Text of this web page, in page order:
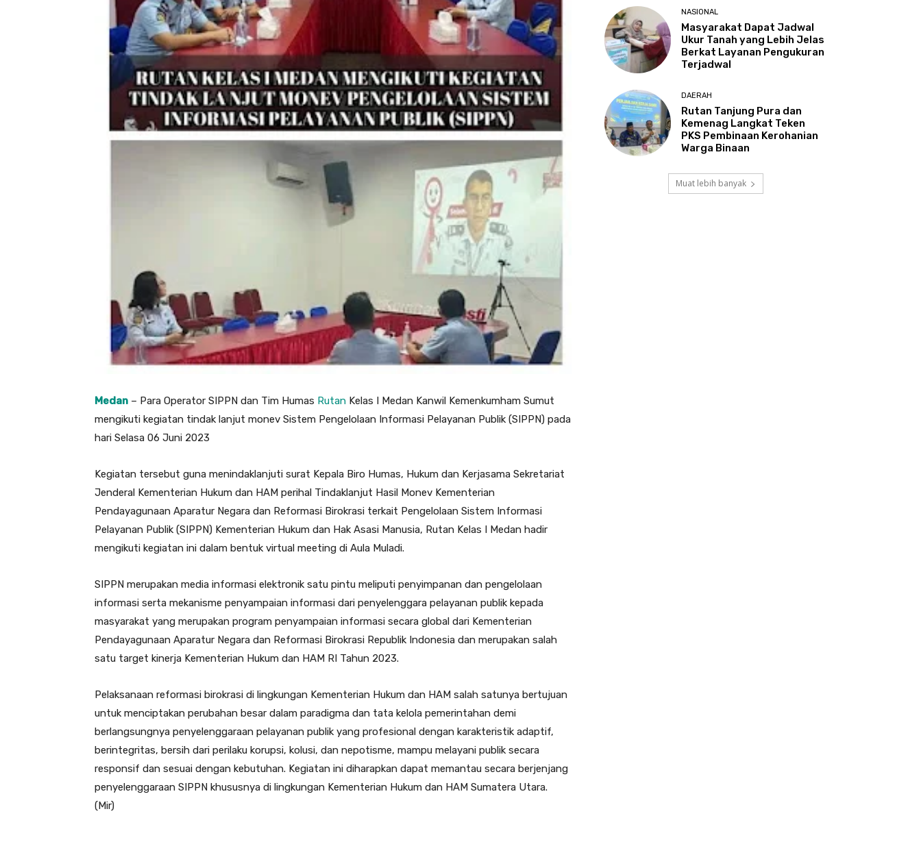
Medan – Para Operator SIPPN dan Tim Humas Rutan Kelas I Medan Kanwil Kemenkumham Sumut
mengikuti kegiatan tindak lanjut monev Sistem Pengelolaan Informasi Pelayanan Publik (SIPPN) pada
hari Selasa 06 Juni 2023
Kegiatan tersebut guna menindaklanjuti surat Kepala Biro Humas, Hukum dan Kerjasama Sekretariat
Jenderal Kementerian Hukum dan HAM perihal Tindaklanjut Hasil Monev Kementerian
Pendayagunaan Aparatur Negara dan Reformasi Birokrasi terkait Pengelolaan Sistem Informasi
Pelayanan Publik (SIPPN) Kementerian Hukum dan Hak Asasi Manusia, Rutan Kelas I Medan hadir
mengikuti kegiatan ini dalam bentuk virtual meeting di Aula Muladi.
SIPPN merupakan media informasi elektronik satu pintu meliputi penyimpanan dan pengelolaan
informasi serta mekanisme penyampaian informasi dari penyelenggara pelayanan publik kepada
masyarakat yang merupakan program penyampaian informasi secara global dari Kementerian
Pendayagunaan Aparatur Negara dan Reformasi Birokrasi Republik Indonesia dan merupakan salah
satu target kinerja Kementerian Hukum dan HAM RI Tahun 2023.
Pelaksanaan reformasi birokrasi di lingkungan Kementerian Hukum dan HAM salah satunya bertujuan
untuk menciptakan perubahan besar dalam paradigma dan tata kelola pemerintahan demi
berlangsungnya penyelenggaraan pelayanan publik yang profesional dengan karakteristik adaptif,
berintegritas, bersih dari perilaku korupsi, kolusi, dan nepotisme, mampu melayani publik secara
responsif dan sesuai dengan kebutuhan. Kegiatan ini diharapkan dapat memantau secara berjenjang
penyelenggaraan SIPPN khususnya di lingkungan Kementerian Hukum dan HAM Sumatera Utara.
(Mir)
NASIONAL
Masyarakat Dapat Jadwal
Ukur Tanah yang Lebih Jelas
Berkat Layanan Pengukuran
Terjadwal
DAERAH
Rutan Tanjung Pura dan
Kemenag Langkat Teken
PKS Pembinaan Kerohanian
Warga Binaan
Muat lebih banyak